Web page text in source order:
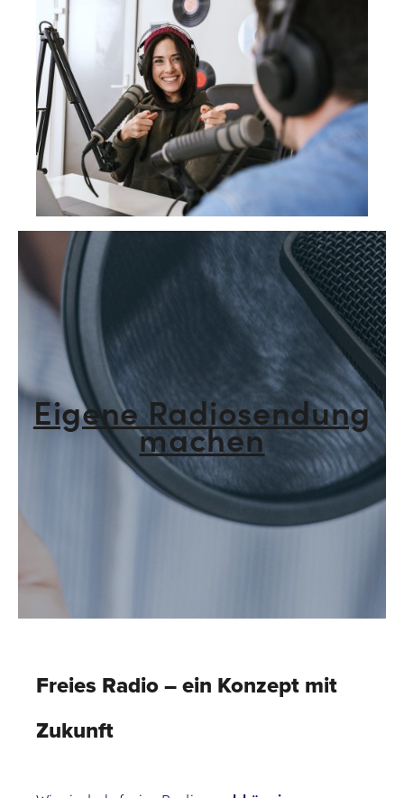
Eigene Radiosendung
machen
Freies Radio – ein Konzept mit
Zukunft